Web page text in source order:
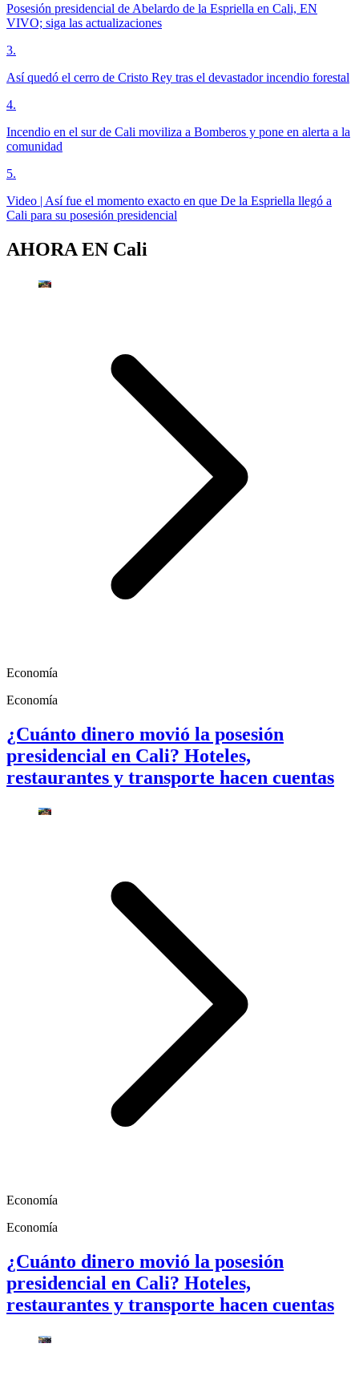
Posesión presidencial de Abelardo de la Espriella en Cali, EN
VIVO; siga las actualizaciones
3.
Así quedó el cerro de Cristo Rey tras el devastador incendio forestal
4.
Incendio en el sur de Cali moviliza a Bomberos y pone en alerta a la
comunidad
5.
Video | Así fue el momento exacto en que De la Espriella llegó a
Cali para su posesión presidencial
AHORA EN Cali
Economía
Economía
¿Cuánto dinero movió la posesión
presidencial en Cali? Hoteles,
restaurantes y transporte hacen cuentas
Economía
Economía
¿Cuánto dinero movió la posesión
presidencial en Cali? Hoteles,
restaurantes y transporte hacen cuentas